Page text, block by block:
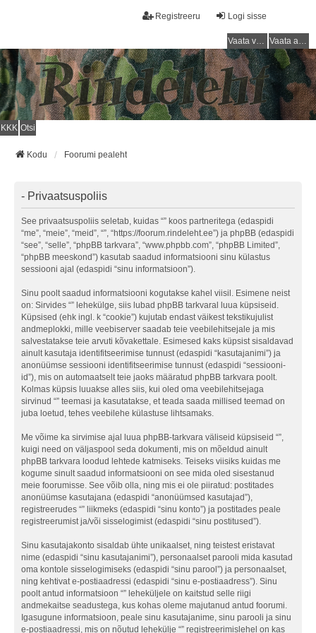
Logi sisse
Registreeru
Vaata vastamata teemasi Vaata aktiivseid teemasid
KKK Otsi
Kodu Foorumi pealeht
- Privaatsuspoliis
See privaatsuspoliis seletab, kuidas “” koos partneritega (edaspidi
“me”, “meie”, “meid”, “”, “https://foorum.rindeleht.ee”) ja phpBB (edaspidi
“see”, “selle”, “phpBB tarkvara”, “www.phpbb.com”, “phpBB Limited”,
“phpBB meeskond”) kasutab saadud informatsiooni sinu külastus
sessiooni ajal (edaspidi “sinu informatsioon”).
Sinu poolt saadud informatsiooni kogutakse kahel viisil. Esimene neist
on: Sirvides “” lehekülge, siis lubad phpBB tarkvaral luua küpsiseid.
Küpsised (ehk ingl. k “cookie”) kujutab endast väikest tekstikujulist
andmeplokki, mille veebiserver saadab teie veebilehitsejale ja mis
salvestatakse teie arvuti kõvakettale. Esimesed kaks küpsist sisaldavad
ainult kasutaja identifitseerimise tunnust (edaspidi “kasutajanimi”) ja
anonüümse sessiooni identifitseerimise tunnust (edaspidi “sessiooni-
id”), mis on automaatselt teie jaoks määratud phpBB tarkvara poolt.
Kolmas küpsis luuakse alles siis, kui oled oma veebilehitsejaga
sirvinud “” teemasi ja kasutatakse, et teada saada millised teemad on
juba loetud, tehes veebilehe külastuse lihtsamaks.
Me võime ka sirvimise ajal luua phpBB-tarkvara väliseid küpsiseid “”,
kuigi need on väljaspool seda dokumenti, mis on mõeldud ainult
phpBB tarkvara loodud lehtede katmiseks. Teiseks viisiks kuidas me
kogume sinult saadud informatsiooni on see mida oled sisestanud
meie foorumisse. See võib olla, ning mis ei ole piiratud: postitades
anonüümse kasutajana (edaspidi “anonüümsed kasutajad”),
registreerudes “” liikmeks (edaspidi “sinu konto”) ja postitades peale
registreerumist ja/või sisselogimist (edaspidi “sinu postitused”).
Sinu kasutajakonto sisaldab ühte unikaalset, ning teistest eristavat
nime (edaspidi “sinu kasutajanimi”), personaalset parooli mida kasutad
oma kontole sisselogimiseks (edaspidi “sinu parool”) ja personaalset,
ning kehtivat e-postiaadressi (edaspidi “sinu e-postiaadress”). Sinu
poolt antud informatsioon “” leheküljele on kaitstud selle riigi
andmekaitse seadustega, kus kohas oleme majutanud antud foorumi.
Igasugune informatsioon, peale sinu kasutajanime, sinu parooli ja sinu
e-postiaadressi, mis on nõutud lehekülje “” registreerimislehel on kas